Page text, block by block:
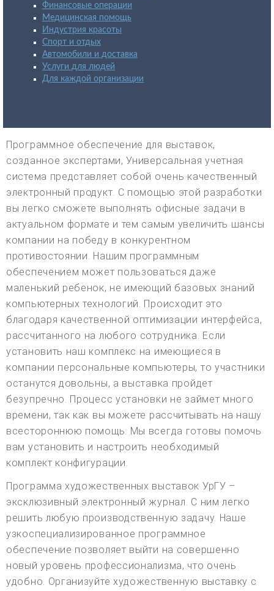
Финансовые операции
Медицинская помощь
Индустрия красоты
Спорт и отдых
Автомобили и доставка
Услуги для людей
Для каждой организации
Программное обеспечение для выставок,
созданное экспертами, Универсальная учетная
система представляет собой очень качественный
электронный продукт. С помощью этой разработки
вы легко сможете выполнять офисные задачи в
актуальном формате и тем самым увеличить шансы
компании на победу в конкурентном
противостоянии. Нашим программным
обеспечением может пользоваться даже
маленький ребенок, не имеющий базовых знаний
компьютерных технологий. Происходит это
благодаря качественной оптимизации интерфейса,
рассчитанного на любого сотрудника. Если
установить наш комплекс на имеющиеся в
компании персональные компьютеры, то участники
останутся довольны, а выставка пройдет
безупречно. Процесс установки не займет много
времени, так как вы можете рассчитывать на нашу
всестороннюю помощь. Мы всегда готовы помочь
вам установить и настроить необходимый
комплект конфигурации.
Программа художественных выставок УрГУ –
эксклюзивный электронный журнал. С ним легко
решить любую производственную задачу. Наше
узкоспециализированное программное
обеспечение позволяет выйти на совершенно
новый уровень профессионализма, что очень
удобно. Организуйте художественную выставку с